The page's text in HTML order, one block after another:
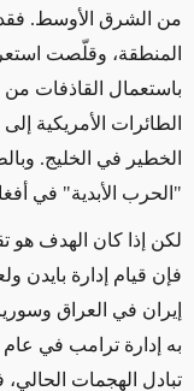
من الشرق الأوسط.
المنطقة، وقلّصت
باستعمال القاذفات من
الطائرات الأمريكية
الخطير في الخليج.
"الحرب الأبدية" في
لكن إذا كان الهدف هو
فإن قيام إدارة بايدن
إيران في العراق
به إدارة ترامب في عام 2020 بأكمله
تبادل الهجمات